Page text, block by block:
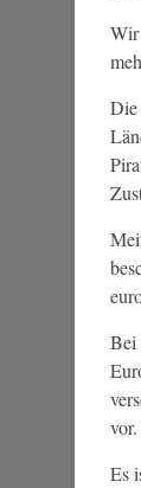
Wir
Die
Bei
Es